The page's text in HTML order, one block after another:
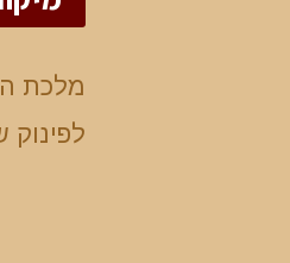
מלכת